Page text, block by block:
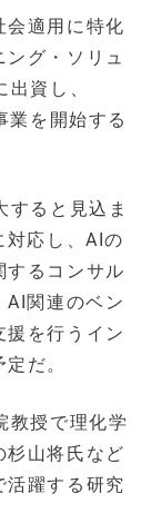
会適用に特化
グ・ソリュ
資し、
業を開始する
すると見込ま
対応し、AIの
するコンサル
AI関連のベン
を行うイン
だ。
教授で理化学
杉山将氏など
活躍する研究